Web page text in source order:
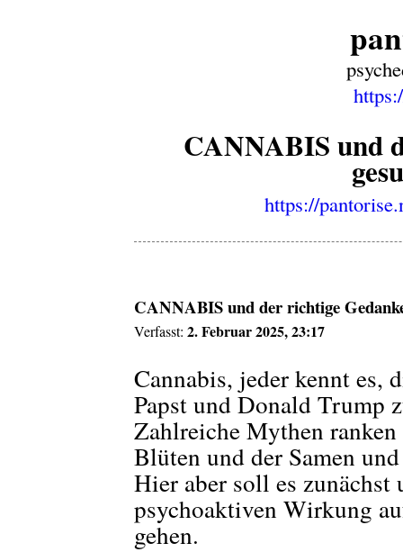
CANNABIS und
https://
CANNABIS und der richtige
Verfasst:2. Februar 2025, 23:17
Cannabis, jeder kennt es,
Papst und Donald Trump
Zahlreiche Mythen
Blüten und der Samen
Hier aber soll es
psychoaktiven Wirkung
gehen.